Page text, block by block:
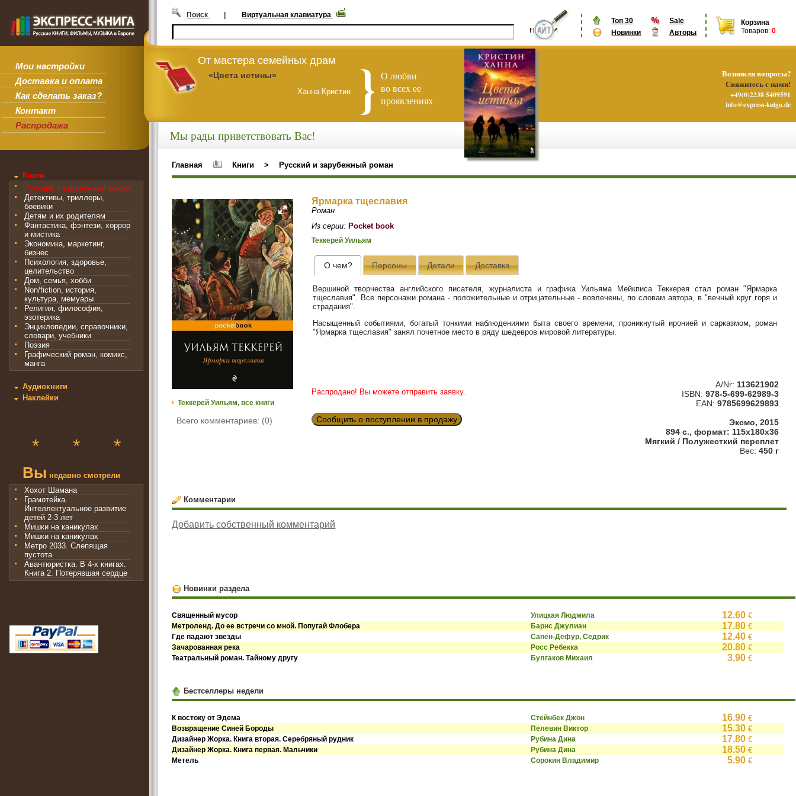
Мои настройки
Доставка и оплата
Как сделать заказ?
Контакт
Распродажа
Топ 30
Sale
Новинки
Авторы
Корзина
Товаров: 0
Поиск | Виртуальная клавиатура
От мастера семейных драм
«Цвета истины»
Ханна Кристин
О любви
во всех ее
проявлениях
Книги
Русский и зарубежный роман
Детективы, триллеры,
боевики
Детям и их родителям
Фантастика, фэнтези, хоррор
и мистика
Экономика, маркетинг,
бизнес
Психология, здоровье,
целительство
Дом, семья, хобби
Non/fiction, история,
культура, мемуары
Религия, философия,
эзотерика
Энциклопедии, справочники,
словари, учебники
Поэзия
Графический роман, комикс,
манга
Аудиокниги
Наклейки
* * *
Вы недавно смотрели
Хохот Шамана
Грамотейка.
Интеллектуальное развитие
детей 2-3 лет
Мишки на каникулах
Мишки на каникулах
Метро 2033. Слепящая
пустота
Авантюристка. В 4-х книгах.
Книга 2. Потерявшая сердце
Мы рады приветствовать Вас!
Главная Книги > Русский и зарубежный роман
Теккерей Уильям, все книги
Всего комментариев: (0)
Ярмарка тщеславия
Роман
Из серии: Pocket book
Теккерей Уильям
О чем? Персоны Детали Доставка
Вершиной творчества английского писателя, журналиста и графика Уильяма Мейкписа Теккерея стал роман "Ярмарка
тщеславия". Все персонажи романа - положительные и отрицательные - вовлечены, по словам автора, в "вечный круг горя и
страдания".
Насыщенный событиями, богатый тонкими наблюдениями быта своего времени, проникнутый иронией и сарказмом, роман
"Ярмарка тщеславия" занял почетное место в ряду шедевров мировой литературы.
Распродано! Вы можете отправить заявку.
Сообщить о поступлении в продажу
A/Nr: 113621902
ISBN: 978-5-699-62989-3
EAN: 9785699629893
Эксмо, 2015
894 с., формат: 115x180x36
Мягкий / Полужесткий переплет
Вес: 450 г
Комментарии
Добавить собственный комментарий
Новинки раздела
Священный мусор Улицкая Людмила 12.60€
Метроленд. До ее встречи со мной. Попугай Флобера Барнс Джулиан 17.80€
Где падают звезды Сапен-Дефур, Седрик 12.40€
Зачарованная река Росс Ребекка 20.80€
Театральный роман. Тайному другу Булгаков Михаил 3.90€
Бестселлеры недели
К востоку от Эдема Стейнбек Джон 16.90€
Возвращение Синей Бороды Пелевин Виктор 15.30€
Дизайнер Жорка. Книга вторая. Серебряный рудник Рубина Дина 17.80€
Дизайнер Жорка. Книга первая. Мальчики Рубина Дина 18.50€
Метель Сорокин Владимир 5.90€
Возникли вопросы?
Свяжитесь с нами!
+49(0)2238 5409591
info@express-kniga.de